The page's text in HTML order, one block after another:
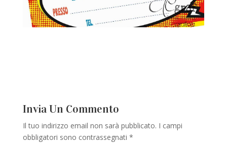
Invia Un Commento
Il tuo indirizzo email non sarà pubblicato. I campi
obbligatori sono contrassegnati *